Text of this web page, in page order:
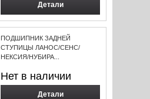
Детали
ПОДШИПНИК ЗАДНЕЙ
СТУПИЦЫ ЛАНОС/СЕНС/
НЕКСИЯ/НУБИРА...
Нет в наличии
Детали